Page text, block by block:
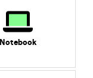
Notebook